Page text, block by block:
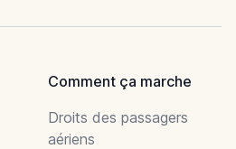
Comment ça marche
Droits des passagers
aériens